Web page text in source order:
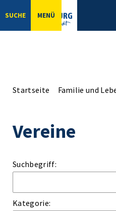
SUCHE MENÜ
Startseite Familie und
Vereine
Suchbegriff:
Kategorie: